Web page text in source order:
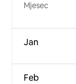
Mjesec
Jan
Feb